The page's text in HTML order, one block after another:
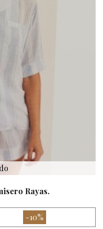
Rayas.
-10%